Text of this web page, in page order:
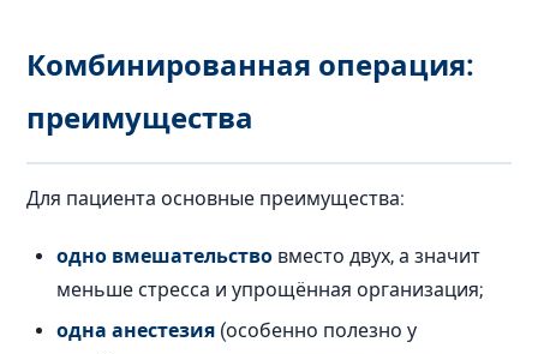
Комбинированная операция:
преимущества
Для пациента основные преимущества:
одно вмешательство вместо двух, а значит
меньше стресса и упрощённая организация;
одна анестезия (особенно полезно у